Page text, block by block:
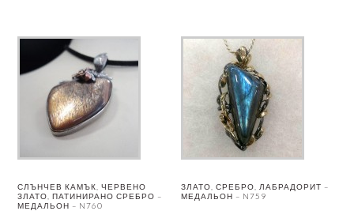
СЛЪНЧЕВ КАМЪК, ЧЕРВЕНО
ЗЛАТО, ПАТИНИРАНО СРЕБРО –
МЕДАЛЬОН – N760
ЗЛАТО, СРЕБРО, ЛАБРАДОРИТ –
МЕДАЛЬОН – N759